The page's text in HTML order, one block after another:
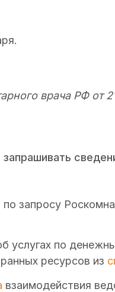
врача РФ от
по запросу
услугах по
ресурсов из
взаимодействия